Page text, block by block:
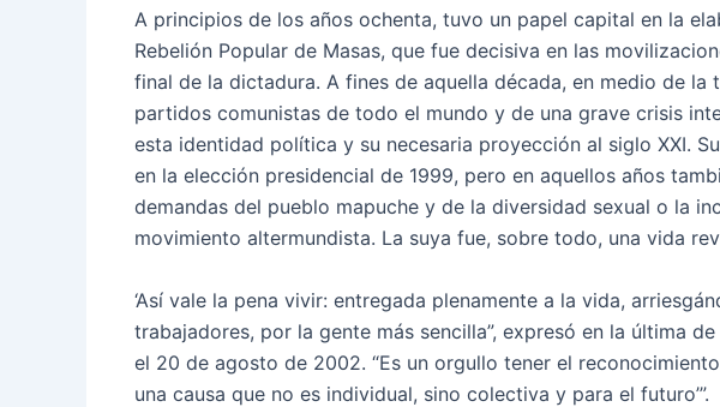
A principios de los años ochenta, tuvo un papel capital en la
Rebelión Popular de Masas, que fue decisiva en las
final de la dictadura. A fines de aquella década, en medio de la
partidos comunistas de todo el mundo y de una grave crisis
esta identidad política y su necesaria proyección al siglo XXI.
en la elección presidencial de 1999, pero en aquellos años
demandas del pueblo mapuche y de la diversidad sexual o la
movimiento altermundista. La suya fue, sobre todo, una vida
‘Así vale la pena vivir: entregada plenamente a la vida,
trabajadores, por la gente más sencilla”, expresó en la última
el 20 de agosto de 2002. “Es un orgullo tener el
una causa que no es individual, sino colectiva y para el futuro’”.